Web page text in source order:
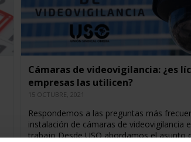
Cámaras de videovigilancia: ¿es
empresas las utilicen?
15 OCTUBRE, 2021
Respondemos a las preguntas más
instalación de cámaras de videovigilancia
trabajo Desde USO abordamos el asunto